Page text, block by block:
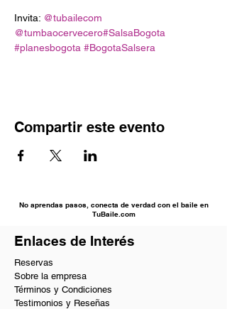
Invita: @tubailecom
@tumbaocervecero#SalsaBogota
#planesbogota #BogotaSalsera
Compartir este evento
No aprendas pasos, conecta de verdad con el baile en
TuBaile.com
Enlaces de Interés
Reservas
Sobre la empresa
Términos y Condiciones
Testimonios y Reseñas